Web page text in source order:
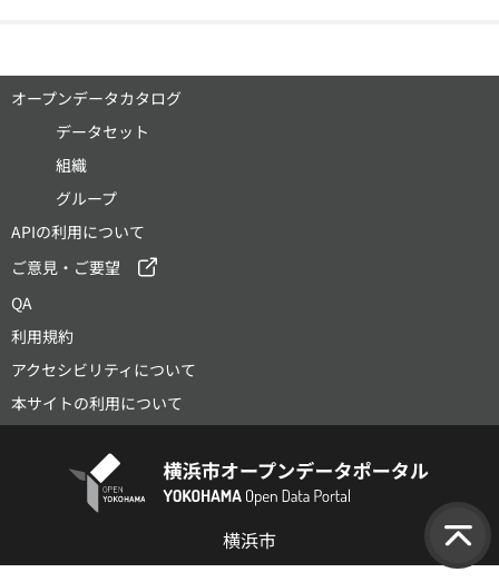
オープンデータカタログ
データセット
組織
グループ
APIの利用について
ご意見・ご要望
QA
利用規約
アクセシビリティについて
本サイトの利用について
横浜市